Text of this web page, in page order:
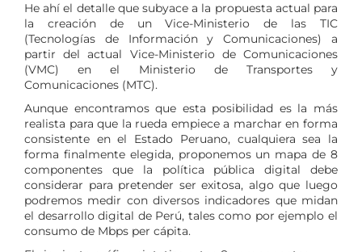
He ahí el detalle que subyace a la propuesta actual para
la creación de un Vice-Ministerio de las TIC
(Tecnologías de Información y Comunicaciones) a
partir del actual Vice-Ministerio de Comunicaciones
(VMC) en el Ministerio de Transportes y
Comunicaciones (MTC).
Aunque encontramos que esta posibilidad es la más
realista para que la rueda empiece a marchar en forma
consistente en el Estado Peruano, cualquiera sea la
forma finalmente elegida, proponemos un mapa de 8
componentes que la política pública digital debe
considerar para pretender ser exitosa, algo que luego
podremos medir con diversos indicadores que midan
el desarrollo digital de Perú, tales como por ejemplo el
consumo de Mbps per cápita.